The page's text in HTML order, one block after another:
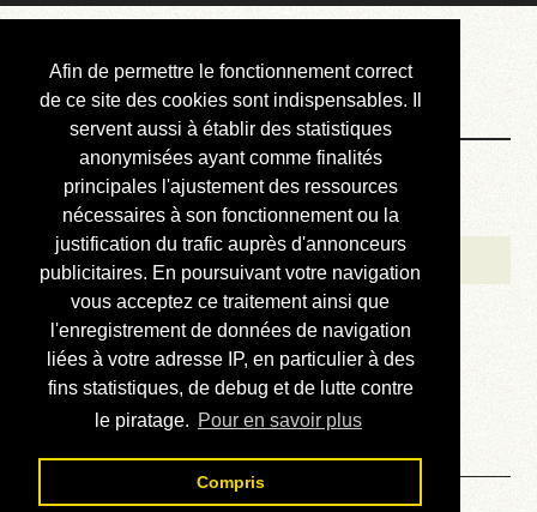
Afin de permettre le fonctionnement correct
de ce site des cookies sont indispensables. Il
servent aussi à établir des statistiques
anonymisées ayant comme finalités
principales l'ajustement des ressources
nécessaires à son fonctionnement ou la
justification du trafic auprès d'annonceurs
publicitaires. En poursuivant votre navigation
vous acceptez ce traitement ainsi que
l'enregistrement de données de navigation
liées à votre adresse IP, en particulier à des
fins statistiques, de debug et de lutte contre
le piratage. Pour en savoir plus
Compris
Courbis, « LE »
Blog Officiel
Bienvenue
Réalisations
Divers (et d’été)
Annonces
Liens externes
Téléchargement
Contact